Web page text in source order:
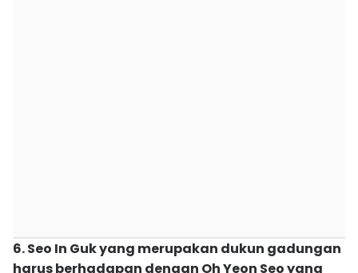
6. Seo In Guk yang merupakan dukun gadungan
harus berhadapan dengan Oh Yeon Seo yang